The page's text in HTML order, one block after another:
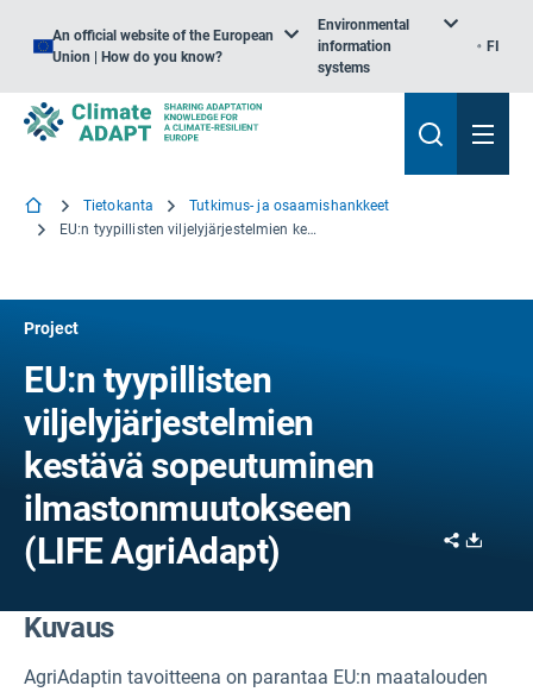
An official website of the European
Union | How do you know?
Environmental
information
systems
FI
Tietokanta
Tutkimus- ja osaamishankkeet
EU:n tyypillisten viljelyjärjestelmien kestävä sopeutuminen ilmastonmuutokseen
Project
EU:n tyypillisten
viljelyjärjestelmien
kestävä sopeutuminen
ilmastonmuutokseen
(LIFE AgriAdapt)
Share
Kuvaus
AgriAdaptin tavoitteena on parantaa EU:n maatalouden